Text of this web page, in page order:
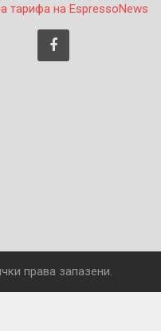
тарифа на EspressoNews
права запазени.